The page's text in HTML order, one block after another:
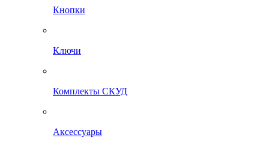
Кнопки
Ключи
Комплекты СКУД
Аксессуары